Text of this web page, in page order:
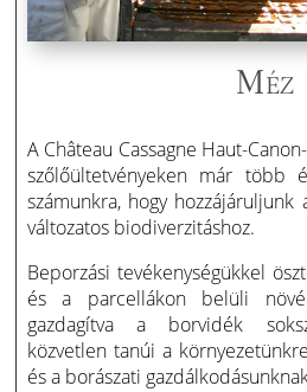
Méz
A Château Cassagne Haut-
szőlőültetvényeken már több
számunkra, hogy hozzájáruljunk
változatos biodiverzitáshoz.
Beporzási tevékenységükkel
és a parcellákon belüli
gazdagítva a borvidék
közvetlen tanúi a
és a borászati